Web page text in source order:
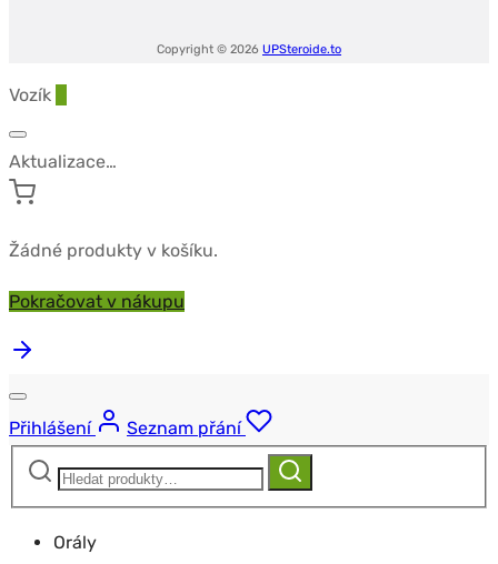
Copyright © 2026 UPSteroide.to
Vozík
Aktualizace…
Žádné produkty v košíku.
Pokračovat v nákupu
Přihlášení
Seznam přání
Hledat:
Hledat
Orály